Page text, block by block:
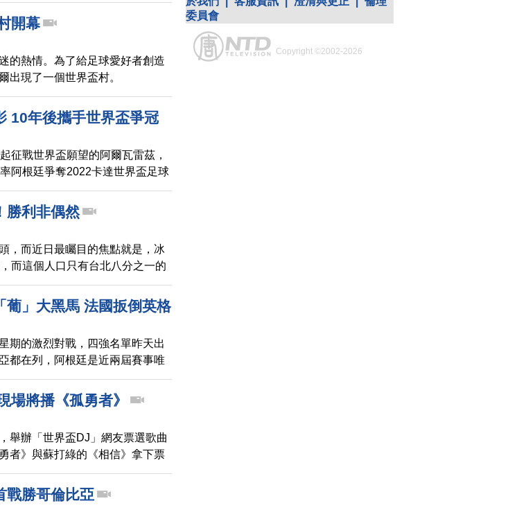
開幕
的熱情。為了給足球愛好者創造
出現了一個世界盃村。
10年後攜手世界盃爭冠
征戰世界盃願望的阿爾瓦雷茲，
阿根廷爭奪2022卡達世界盃足球
勝利非偶然
，而近日最矚目的焦點就是，冰
而這個人口只有台北八分之一的
足球大國，我們的報導，帶您了
葡」大黑馬 法國扳倒英格
期的激烈對戰，四強名單昨天出
都在列，阿根廷是近兩屆賽事唯
萄牙，成為有史以來，首度闖進
場將播《孤勇者》
舉辦「世界盃DJ」網友票選歌曲
者》與蘇打綠的《相信》拿下票
布，陳奕迅演唱的《孤勇者》將
球迷用這首《孤勇者》致敬自己
爭事件此起彼伏，這首歌也被用
戰勝哥倫比亞
委員會
Copyright ©2002-2026